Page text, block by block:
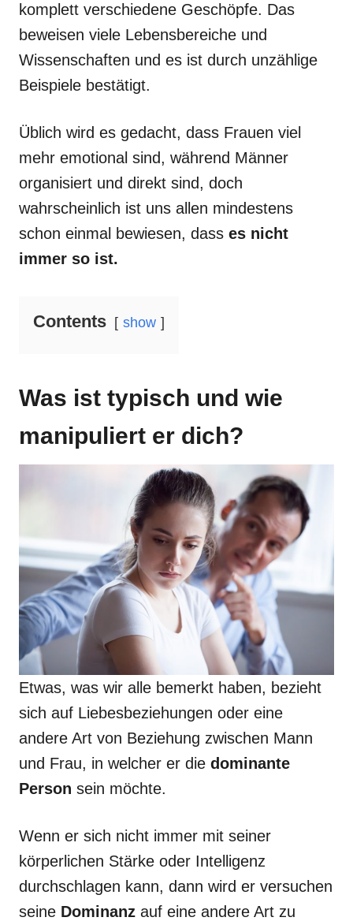
komplett verschiedene Geschöpfe. Das
beweisen viele Lebensbereiche und
Wissenschaften und es ist durch unzählige
Beispiele bestätigt.
Üblich wird es gedacht, dass Frauen viel
mehr emotional sind, während Männer
organisiert und direkt sind, doch
wahrscheinlich ist uns allen mindestens
schon einmal bewiesen, dass es nicht
immer so ist.
Contents show
Was ist typisch und wie
manipuliert er dich?
Etwas, was wir alle bemerkt haben, bezieht
sich auf Liebesbeziehungen oder eine
andere Art von Beziehung zwischen Mann
und Frau, in welcher er die dominante
Person sein möchte.
Wenn er sich nicht immer mit seiner
körperlichen Stärke oder Intelligenz
durchschlagen kann, dann wird er versuchen
seine Dominanz auf eine andere Art zu